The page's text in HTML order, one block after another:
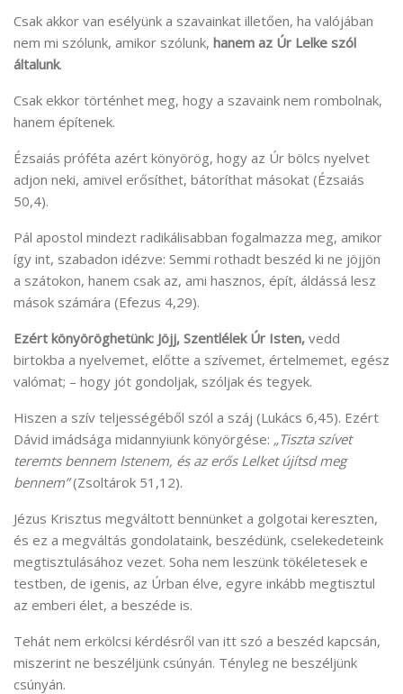
Csak akkor van esélyünk a szavainkat illetően, ha valójában
nem mi szólunk, amikor szólunk, hanem az Úr Lelke szól
általunk.
Csak ekkor történhet meg, hogy a szavaink nem rombolnak,
hanem építenek.
Ézsaiás próféta azért könyörög, hogy az Úr bölcs nyelvet
adjon neki, amivel erősíthet, bátoríthat másokat (Ézsaiás
50,4).
Pál apostol mindezt radikálisabban fogalmazza meg, amikor
így int, szabadon idézve: Semmi rothadt beszéd ki ne jöjjön
a szátokon, hanem csak az, ami hasznos, épít, áldássá lesz
mások számára (Efezus 4,29).
Ezért könyöröghetünk: Jöjj, Szentlélek Úr Isten, vedd
birtokba a nyelvemet, előtte a szívemet, értelmemet, egész
valómat; – hogy jót gondoljak, szóljak és tegyek.
Hiszen a szív teljességéből szól a száj (Lukács 6,45). Ezért
Dávid imádsága midannyiunk könyörgése: „Tiszta szívet
teremts bennem Istenem, és az erős Lelket újítsd meg
bennem”(Zsoltárok 51,12).
Jézus Krisztus megváltott bennünket a golgotai kereszten,
és ez a megváltás gondolataink, beszédünk, cselekedeteink
megtisztulásához vezet. Soha nem leszünk tökéletesek e
testben, de igenis, az Úrban élve, egyre inkább megtisztul
az emberi élet, a beszéde is.
Tehát nem erkölcsi kérdésről van itt szó a beszéd kapcsán,
miszerint ne beszéljünk csúnyán. Tényleg ne beszéljünk
csúnyán.